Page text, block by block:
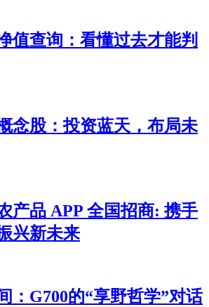
值查询：看懂过去才能判
念股：投资蓝天，布局未
产品 APP 全国招商: 携手
兴新未来
：G700的“享野哲学”对话